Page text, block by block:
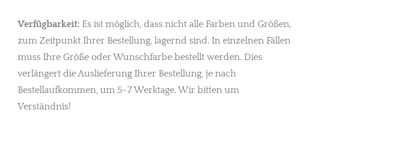
Verfügbarkeit: Es ist möglich, dass nicht alle Farben und Größen,
zum Zeitpunkt Ihrer Bestellung, lagernd sind. In einzelnen Fällen
muss Ihre Größe oder Wunschfarbe bestellt werden. Dies
verlängert die Auslieferung Ihrer Bestellung, je nach
Bestellaufkommen, um 5-7 Werktage. Wir bitten um
Verständnis!